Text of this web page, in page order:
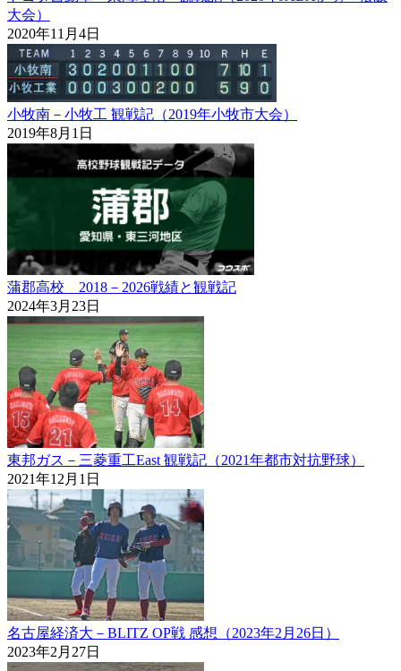
大会）
2020年11月4日
小牧南－小牧工 観戦記（2019年小牧市大会）
2019年8月1日
蒲郡高校 2018－2026戦績と観戦記
2024年3月23日
東邦ガス－三菱重工East 観戦記（2021年都市対抗野球）
2021年12月1日
名古屋経済大－BLITZ OP戦 感想（2023年2月26日）
2023年2月27日